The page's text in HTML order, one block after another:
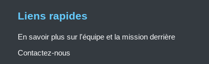
Liens rapides
En savoir plus sur l'équipe et la mission derrière
Contactez-nous